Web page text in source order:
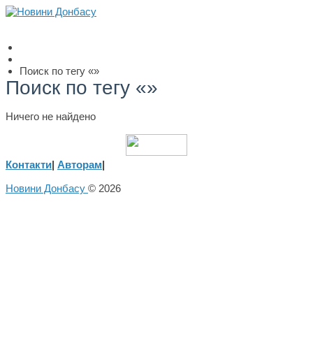
Поиск по тегу «»
Поиск по тегу «»
Ничего не найдено
Контакти| Авторам|
Новини Донбасу © 2026